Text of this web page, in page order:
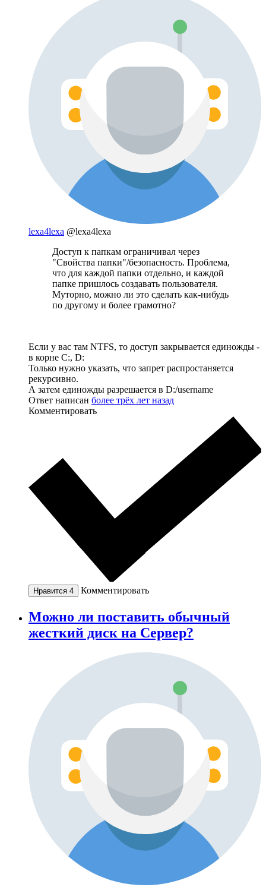
lexa4lexa @lexa4lexa
Доступ к папкам ограничивал через
"Свойства папки"/безопасность. Проблема,
что для каждой папки отдельно, и каждой
папке пришлось создавать пользователя.
Муторно, можно ли это сделать как-нибудь
по другому и более грамотно?
Если у вас там NTFS, то доступ закрывается единожды -
в корне C:, D:
Только нужно указать, что запрет распростаняется
рекурсивно.
А затем единожды разрешается в D:/username
Ответ написан более трёх лет назад
Комментировать
Нравится 4 Комментировать
Можно ли поставить обычный
жесткий диск на Сервер?